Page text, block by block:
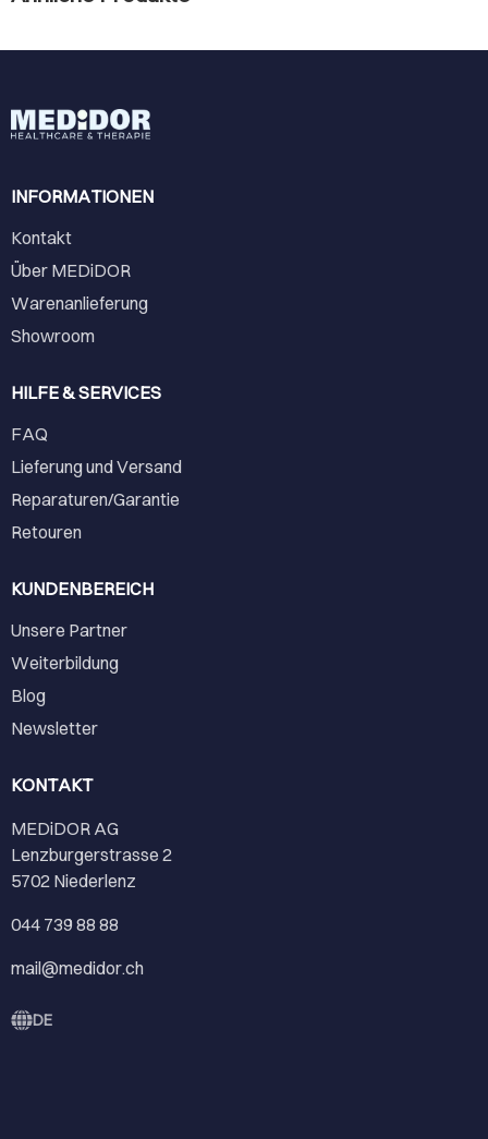
INFORMATIONEN
Kontakt
Über MEDiDOR
Warenanlieferung
Showroom
HILFE & SERVICES
FAQ
Lieferung und Versand
Reparaturen/Garantie
Retouren
KUNDENBEREICH
Unsere Partner
Weiterbildung
Blog
Newsletter
KONTAKT
MEDiDOR AG
Lenzburgerstrasse 2
5702 Niederlenz
044 739 88 88
mail@medidor.ch
DE